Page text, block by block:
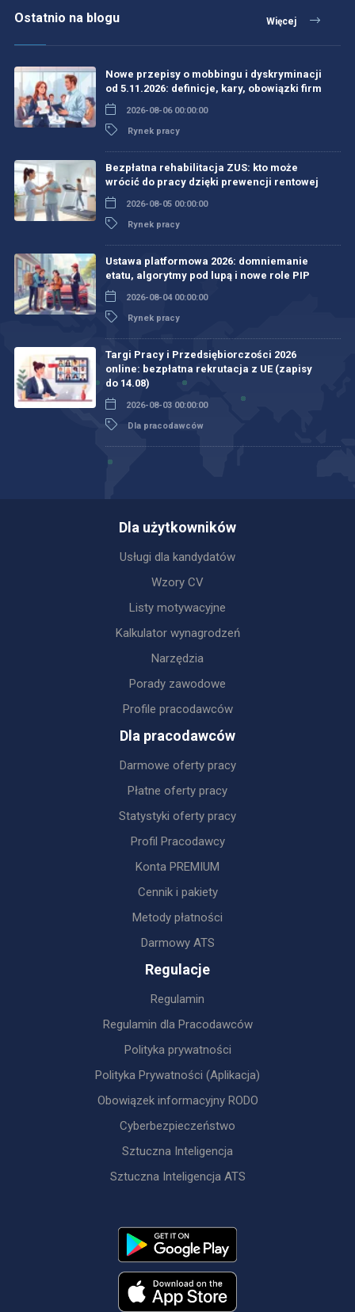
Ostatnio na blogu Więcej
Nowe przepisy o mobbingu i dyskryminacji
od 5.11.2026: definicje, kary, obowiązki firm
2026-08-06 00:00:00
Rynek pracy
Bezpłatna rehabilitacja ZUS: kto może
wrócić do pracy dzięki prewencji rentowej
2026-08-05 00:00:00
Rynek pracy
Ustawa platformowa 2026: domniemanie
etatu, algorytmy pod lupą i nowe role PIP
2026-08-04 00:00:00
Rynek pracy
Targi Pracy i Przedsiębiorczości 2026
online: bezpłatna rekrutacja z UE (zapisy
do 14.08)
2026-08-03 00:00:00
Dla pracodawców
Dla użytkowników
Usługi dla kandydatów
Wzory CV
Listy motywacyjne
Kalkulator wynagrodzeń
Narzędzia
Porady zawodowe
Profile pracodawców
Dla pracodawców
Darmowe oferty pracy
Płatne oferty pracy
Statystyki oferty pracy
Profil Pracodawcy
Konta PREMIUM
Cennik i pakiety
Metody płatności
Darmowy ATS
Regulacje
Regulamin
Regulamin dla Pracodawców
Polityka prywatności
Polityka Prywatności (Aplikacja)
Obowiązek informacyjny RODO
Cyberbezpieczeństwo
Sztuczna Inteligencja
Sztuczna Inteligencja ATS